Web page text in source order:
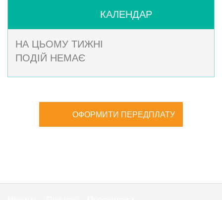
КАЛЕНДАР
НА ЦЬОМУ ТИЖНІ
ПОДІЙ НЕМАЄ
ОФОРМИТИ ПЕРЕДПЛАТУ